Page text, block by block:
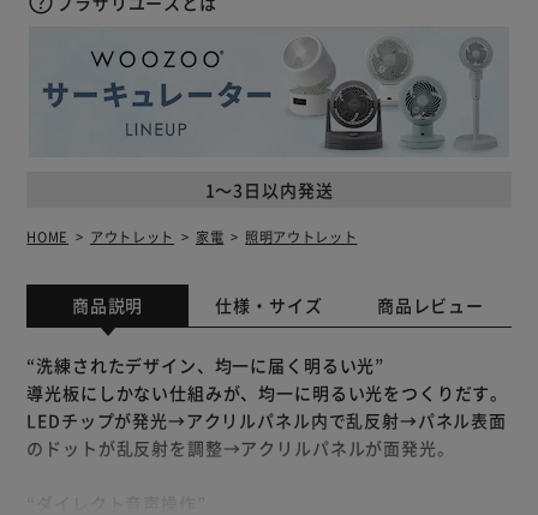
1～3日以内発送
HOME アウトレット 家電 照明アウトレット
商品説明 仕様・サイズ 商品レビュー
“洗練されたデザイン、均一に届く明るい光”
導光板にしかない仕組みが、均一に明るい光をつくりだす。
LEDチップが発光→アクリルパネル内で乱反射→パネル表面
のドットが乱反射を調整→アクリルパネルが面発光。